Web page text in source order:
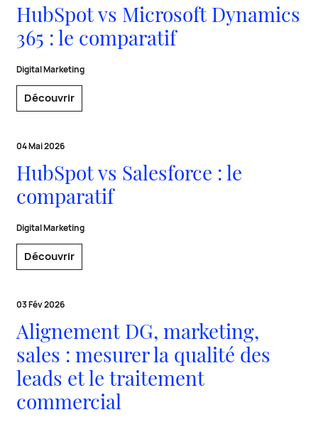
HubSpot vs Microsoft Dynamics
365 : le comparatif
Digital Marketing
Découvrir
04 Mai 2026
HubSpot vs Salesforce : le
comparatif
Digital Marketing
Découvrir
03 Fév 2026
Alignement DG, marketing,
sales : mesurer la qualité des
leads et le traitement
commercial